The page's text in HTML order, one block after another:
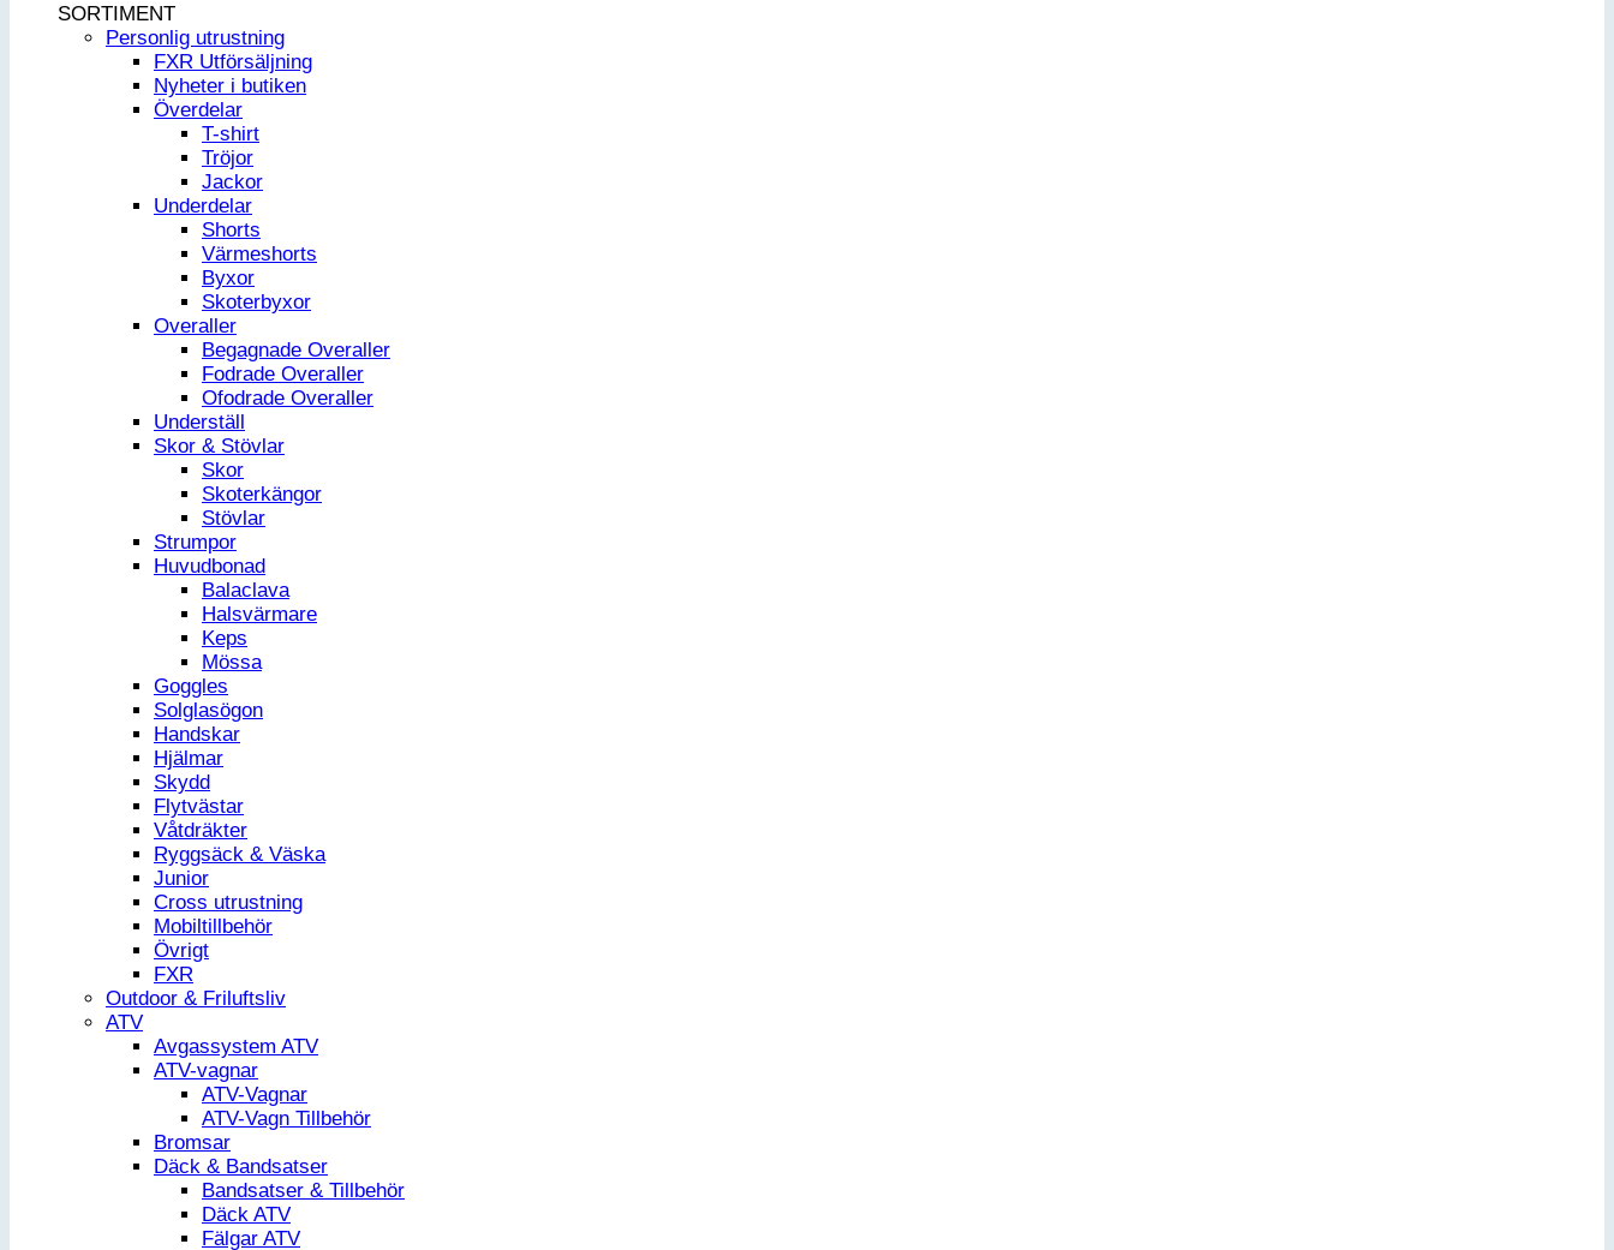
SORTIMENT
Personlig utrustning
FXR Utförsäljning
Nyheter i butiken
Överdelar
T-shirt
Tröjor
Jackor
Underdelar
Shorts
Värmeshorts
Byxor
Skoterbyxor
Overaller
Begagnade Overaller
Fodrade Overaller
Ofodrade Overaller
Underställ
Skor & Stövlar
Skor
Skoterkängor
Stövlar
Strumpor
Huvudbonad
Balaclava
Halsvärmare
Keps
Mössa
Goggles
Solglasögon
Handskar
Hjälmar
Skydd
Flytvästar
Våtdräkter
Ryggsäck & Väska
Junior
Cross utrustning
Mobiltillbehör
Övrigt
FXR
Outdoor & Friluftsliv
ATV
Avgassystem ATV
ATV-vagnar
ATV-Vagnar
ATV-Vagn Tillbehör
Bromsar
Däck & Bandsatser
Bandsatser & Tillbehör
Däck ATV
Fälgar ATV